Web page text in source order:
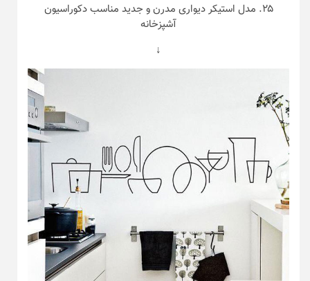
۲۵. مدل استیکر دیواری مدرن و جدید مناسب دکوراسیون
آشپزخانه
↓